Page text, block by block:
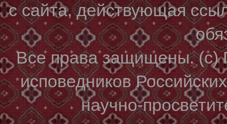
с сайта, действующая
Все права защищены. (с)
исповедников
научно-